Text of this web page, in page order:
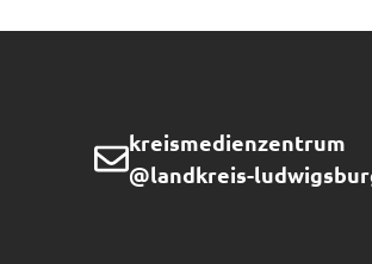
kreismedienzentrum
@landkreis-